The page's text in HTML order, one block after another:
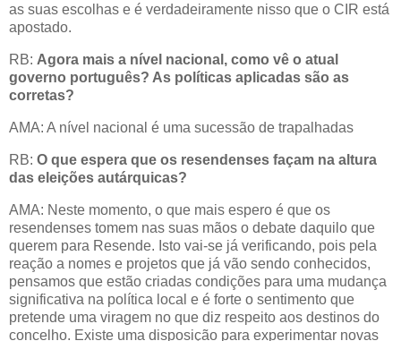
as suas escolhas e é verdadeiramente nisso que o CIR está
apostado.
RB: Agora mais a nível nacional, como vê o atual
governo português? As políticas aplicadas são as
corretas?
AMA: A nível nacional é uma sucessão de trapalhadas
RB: O que espera que os resendenses façam na altura
das eleições autárquicas?
AMA: Neste momento, o que mais espero é que os
resendenses tomem nas suas mãos o debate daquilo que
querem para Resende. Isto vai-se já verificando, pois pela
reação a nomes e projetos que já vão sendo conhecidos,
pensamos que estão criadas condições para uma mudança
significativa na política local e é forte o sentimento que
pretende uma viragem no que diz respeito aos destinos do
concelho. Existe uma disposição para experimentar novas